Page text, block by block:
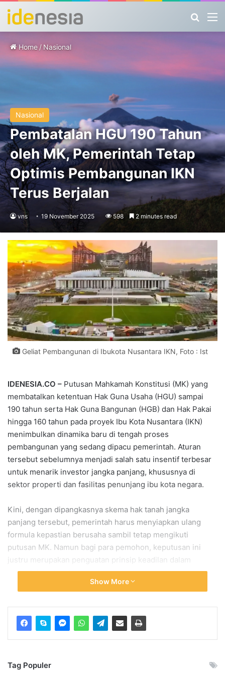
Home / Nasional
Nasional
Pembatalan HGU 190 Tahun
oleh MK, Pemerintah Tetap
Optimis Pembangunan IKN
Terus Berjalan
vns 19 November 2025 598 2 minutes read
Geliat Pembangunan di Ibukota Nusantara IKN, Foto : Ist
IDENESIA.CO – Putusan Mahkamah Konstitusi (MK) yang
membatalkan ketentuan Hak Guna Usaha (HGU) sampai
190 tahun serta Hak Guna Bangunan (HGB) dan Hak Pakai
hingga 160 tahun pada proyek Ibu Kota Nusantara (IKN)
menimbulkan dinamika baru di tengah proses
pembangunan yang sedang dipacu pemerintah. Aturan
tersebut sebelumnya menjadi salah satu insentif terbesar
untuk menarik investor jangka panjang, khususnya di
sektor properti dan fasilitas penunjang ibu kota negara.
Kini, dengan dipangkasnya skema hak tanah jangka
panjang tersebut, pemerintah harus menyiapkan ulang
formula kepastian berusaha sambil tetap mengikuti
putusan MK. Namun bagi para pemohon, keputusan ini
justru merupakan penguatan prinsip keadilan dalam
pengelolaan tanah negara.
menilai bahwa keputusan MK tersebut merupakan langkah
penting untuk mengoreksi kebijakan pemerintah yang
“Kami bersyukur MK mendengar kegelisahan masyarakat.
Pemberian HGU sampai 190 tahun itu tidak masuk akal dan
Show More
Tag Populer